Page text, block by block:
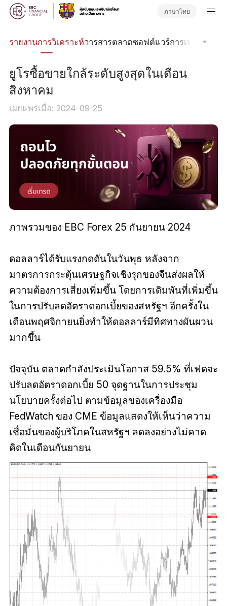
ภาษาไทย
รายงานการวิเคราะห์วารสารตลาดซอฟต์แวร์การเทรด
ยูโรซื้อขายใกล้ระดับสูงสุดในเดือน
สิงหาคม
เผยแพร่เมื่อ: 2024-09-25
ภาพรวมของ EBC Forex 25 กันยายน 2024
ดอลลาร์ได้รับแรงกดดันในวันพุธ หลังจาก
มาตรการกระตุ้นเศรษฐกิจเชิงรุกของจีนส่งผลให้
ความต้องการเสี่ยงเพิ่มขึ้น โดยการเดิมพันที่เพิ่มขึ้น
ในการปรับลดอัตราดอกเบี้ยของสหรัฐฯ อีกครั้งใน
เดือนพฤศจิกายนยิ่งทำให้ดอลลาร์มีทิศทางผันผวน
มากขึ้น
ปัจจุบัน ตลาดกำลังประเมินโอกาส 59.5% ที่เฟดจะ
ปรับลดอัตราดอกเบี้ย 50 จุดฐานในการประชุม
นโยบายครั้งต่อไป ตามข้อมูลของเครื่องมือ
FedWatch ของ CME ข้อมูลแสดงให้เห็นว่าความ
เชื่อมั่นของผู้บริโภคในสหรัฐฯ ลดลงอย่างไม่คาด
คิดในเดือนกันยายน